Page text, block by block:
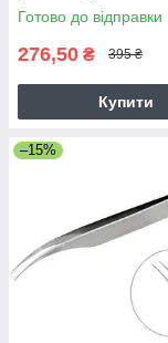
Готово до відправки
276,50 ₴ 395 ₴
Купити
–15%